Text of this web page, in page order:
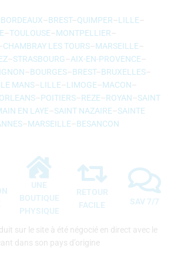
BORDEAUX–BREST–QUIMPER–LILLE–
–TOULOUSE–MONTPELLIER–
CHAMBRAY LES TOURS–MARSEILLE–
–STRASBOURG–AIX-EN-PROVENCE–
–BOURGES–BREST–BRUXELLES–
LE MANS–LILLE–LIMOGE–MACON–
ORLEANS–POITIERS–REZE–ROYAN–SAINT
EN LAYE–SAINT NAZAIRE–SAINTE
–MARSEILLE–BESANCON
UNE
BOUTIQUE
PHYSIQUE
RETOUR
FACILE
SAV 7/7
sur le site à été négocié en direct avec le
dans son pays d’origine